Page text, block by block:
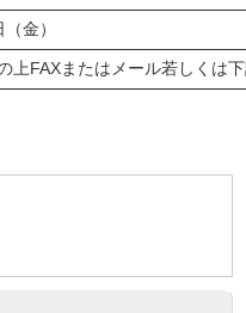
金）
上FAXまたはメール若しくは